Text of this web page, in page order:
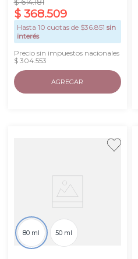
$ 614.181
$ 368.509
Hasta 10 cuotas de $36.851 sin
interés
Precio sin impuestos nacionales
$ 304.553
AGREGAR
80 ml 50 ml